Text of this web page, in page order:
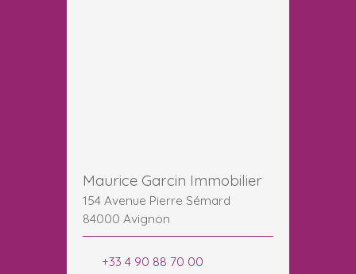
Maurice Garcin Immobilier
154 Avenue Pierre Sémard
84000 Avignon
+33 4 90 88 70 00